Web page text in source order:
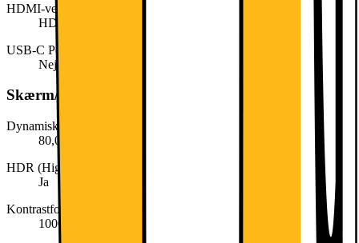
HDMI-version
HDMI 2.0
USB-C Power Delivery
Nej
Skærm/display
Dynamisk kontrastforhold
80,000,000:1
HDR (High Dynamic Range)
Ja
Kontrastforhold
1000:1